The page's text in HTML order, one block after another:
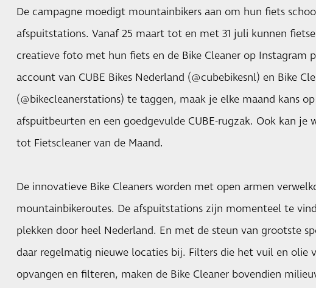
De campagne moedigt mountainbikers aan om hun fiets
afspuitstations. Vanaf 25 maart tot en met 31 juli kunnen
creatieve foto met hun fiets en de Bike Cleaner op Instagram
account van CUBE Bikes Nederland (@cubebikesnl) en Bike
(@bikecleanerstations) te taggen, maak je elke maand kans
afspuitbeurten en een goedgevulde CUBE-rugzak. Ook kan je
tot Fietscleaner van de Maand.
De innovatieve Bike Cleaners worden met open armen
mountainbikeroutes. De afspuitstations zijn momenteel te
plekken door heel Nederland. En met de steun van grootste
daar regelmatig nieuwe locaties bij. Filters die het vuil en olie
opvangen en filteren, maken de Bike Cleaner bovendien